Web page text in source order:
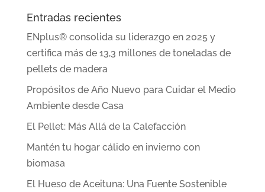
Entradas recientes
ENplus® consolida su liderazgo en 2025 y
certifica más de 13,3 millones de toneladas de
pellets de madera
Propósitos de Año Nuevo para Cuidar el Medio
Ambiente desde Casa
El Pellet: Más Allá de la Calefacción
Mantén tu hogar cálido en invierno con
biomasa
El Hueso de Aceituna: Una Fuente Sostenible